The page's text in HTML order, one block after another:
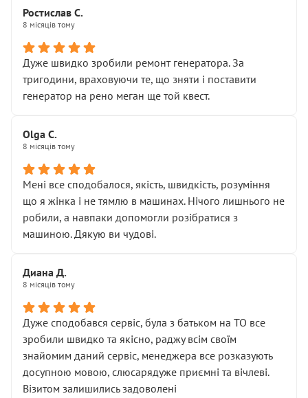
Хотілося б більше:
• належної уваги до авто
• прозорості в роботах і рахунках
• реальної діагностики, а не формального
“подивились і поїхав”
На жаль, складається враження, що сервіс працює не
Стосовно комунікації - все добре
звертатися до цього автосервісу.
Ростислав С.
8 місяців тому
Дуже швидко зробили ремонт генератора. За
тригодини, враховуючи те, що зняти і поставити
генератор на рено меган ще той квест.
Olga С.
8 місяців тому
Мені все сподобалося, якість, швидкість, розуміння
що я жінка і не тямлю в машинах. Нічого лишнього не
робили, а навпаки допомогли розібратися з
машиною. Дякую ви чудові.
Диана Д.
8 місяців тому
Дуже сподобався сервіс, була з батьком на ТО все
зробили швидко та якісно, раджу всім своїм
знайомим даний сервіс, менеджера все розказують
досупною мовою, слюсарядуже приємні та вічлеві.
Візитом залишились задоволені